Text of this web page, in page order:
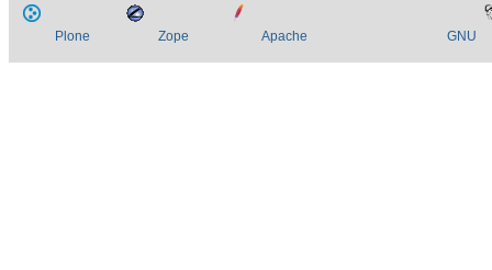
Plone Zope Apache GNU